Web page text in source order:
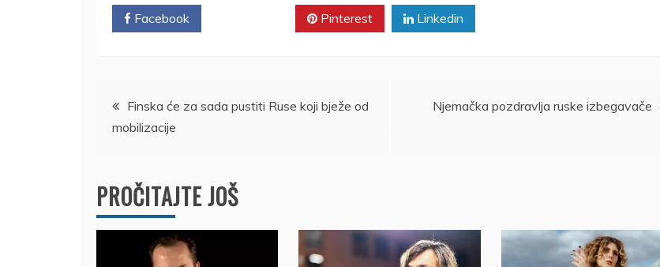
Facebook Pinterest Linkedin
Kretanje
članka
Finska će za sada pustiti Ruse koji bježe od
mobilizacije
Njemačka pozdravlja ruske izbegavače
PROČITAJTE JOŠ